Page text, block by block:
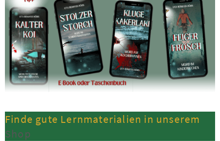
Finde gute Lernmaterialien in unserem
Shop